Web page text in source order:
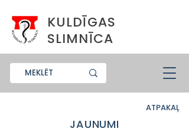
KULDĪGAS
SLIMNĪCA
ATPAKAĻ
JAUNUMI